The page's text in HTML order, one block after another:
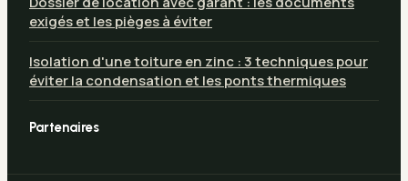
exigés et les pièges à éviter
Isolation d'une toiture en zinc : 3 techniques pour
éviter la condensation et les ponts thermiques
Partenaires